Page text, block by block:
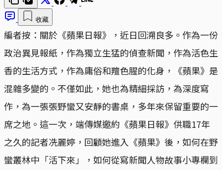
收藏
編者按：關於《蘋果日報》，近日回溯良多。作為一份
政治異見報紙，作為獨立生猛的偵查新聞，作為活色生
香的生活方式，作為庸俗和羶色腥的化身，《蘋果》是
混雜多變的。不僅如此，她也為精細採訪，為深度寫
作，為一張張野蠻又安靜的書桌，多年來保留重要的一
席之地。這一次，端傳媒邀約《蘋果日報》供職17年
之久的記者冼麗婷，回顧她進入《蘋果》後，如何在野
蠻叢林中「活下來」，如何從寫新聞人物故事小專欄到